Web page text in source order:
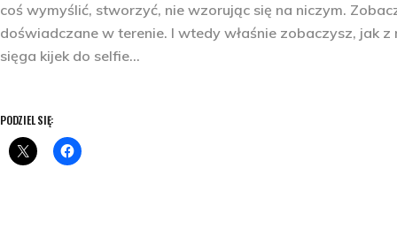
coś wymyślić, stworzyć, nie wzorując się na niczym.
doświadczane w terenie. I wtedy właśnie zobaczysz, jak
sięga kijek do selfie…
PODZIEL SIĘ: